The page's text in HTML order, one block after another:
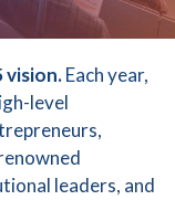
vision.Each year,
level
leaders, and